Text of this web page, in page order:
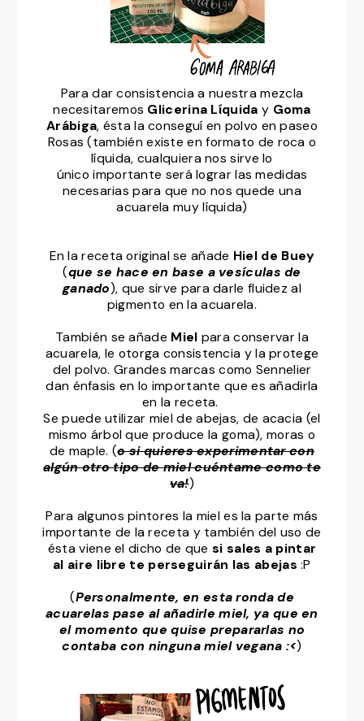
Para dar consistencia a nuestra mezcla
necesitaremos Glicerina Líquida y Goma
Arábiga, ésta la conseguí en polvo en paseo
Rosas (tambiénexiste en formato de roca o
líquida, cualquiera nos sirve lo
único importante será lograr las medidas
necesarias para que no nos quede una
acuarela muy líquida)
En la receta original se añade Hiel de Buey
(que se hace en base a vesículas de
ganado), que sirve para darle fluidez al
pigmento en la acuarela.
También se añade Miel para conservar la
acuarela, le otorga consistencia y la protege
del polvo. Grandes marcas como Sennelier
dan énfasis en lo importante que es añadirla
en la receta.
Se puede utilizar miel de abejas, de acacia (el
mismo árbol que produce la goma), moras o
de maple. (o si quieres experimentar con
algún otro tipo de miel cuéntame como te
va!)
Para algunos pintores la miel es la parte más
importante de la receta y también del uso de
ésta viene el dicho de que si sales a pintar
al aire libre te perseguirán las abejas :P
(Personalmente, en esta ronda de
acuarelas pase al añadirle miel, ya que en
el momento que quise prepararlas no
contaba con ninguna miel vegana :<)